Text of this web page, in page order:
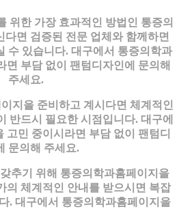
위한 가장 효과적인 방법인 통증의
면 검증된 전문 업체와 함께하면
수 있습니다. 대구에서 통증의학과
면 부담 없이 팬텀디자인에 문의해
주세요.
지을 준비하고 계시다면 체계적인
반드시 필요한 시점입니다. 대구에
고민 중이시라면 부담 없이 팬텀디
문의해 주세요.
추기 위해 통증의학과홈페이지을
의 체계적인 안내를 받으시면 복잡
. 대구에서 통증의학과홈페이지을